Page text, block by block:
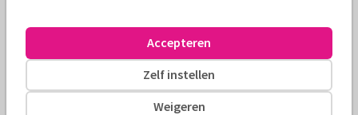
Adres: Achterop de kaart
Formaten
Weigeren
Zelf instellen
Accepteren